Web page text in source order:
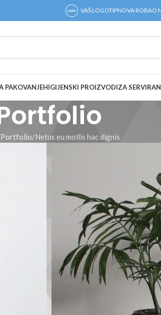
VAŠ LOGOTIPNOVA ROBAO
PAKOVANJEHIGIJENSKI PROIZVODIZA
Portfolio Netus eu mollis hac dignis